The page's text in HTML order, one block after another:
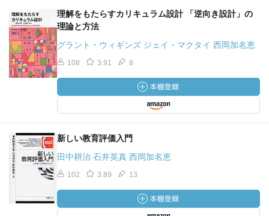
理解をもたらすカリキュラム設計 「逆向き設計」の
理論と方法
グラント・ウィギンズ ジェイ・マクタイ 西岡加名恵
108 3.91 8
新しい教育評価入門
田中耕治 石井英真 西岡加名恵
102 3.89 13